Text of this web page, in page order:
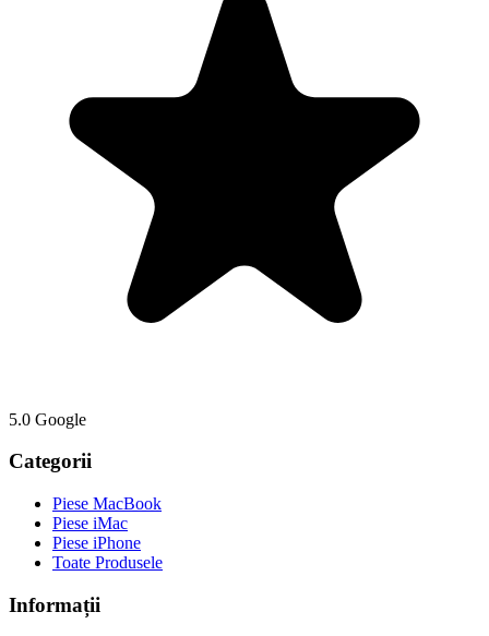
5.0 Google
Categorii
Piese MacBook
Piese iMac
Piese iPhone
Toate Produsele
Informații